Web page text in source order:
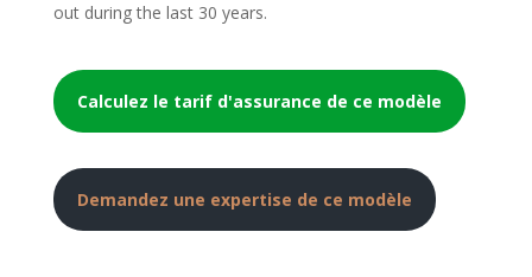
out during the last 30 years.
Calculez le tarif d'assurance de ce modèle
Demandez une expertise de ce modèle